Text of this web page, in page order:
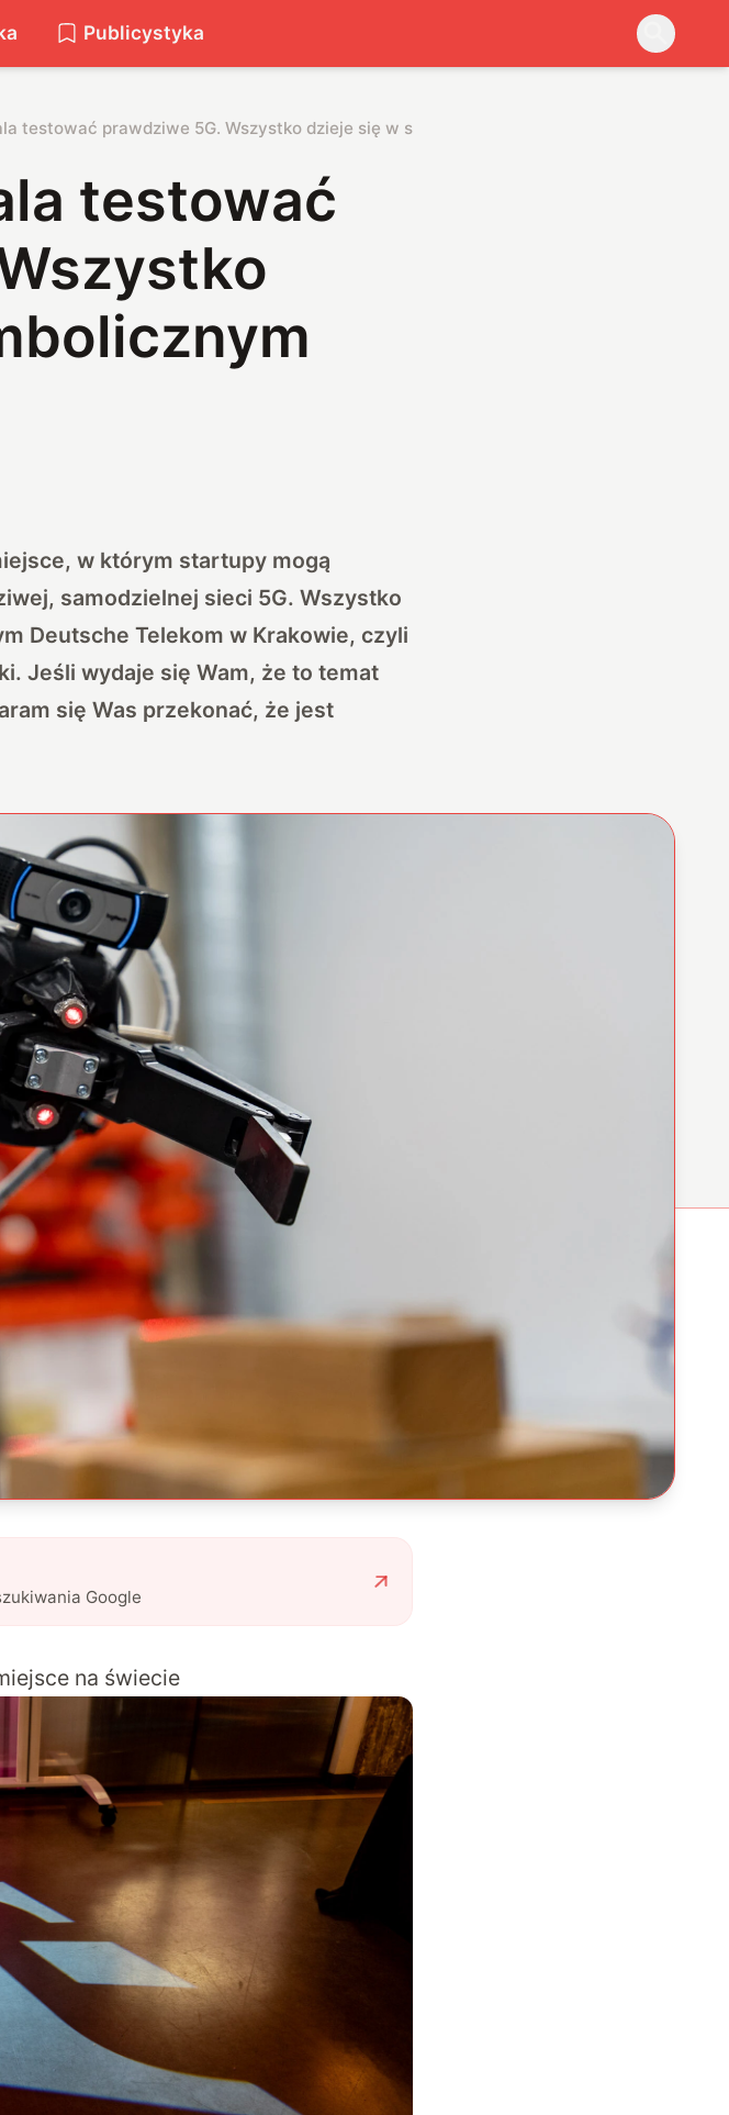
Publicystyka
testować prawdziwe 5G. Wszystko dzieje się w symbolicznym miejscu
testować
w którym startupy mogą
samodzielnej sieci 5G. Wszystko
Deutsche Telekom w Krakowie, czyli
Jeśli wydaje się Wam, że to temat
się Was przekonać, że jest
Google
na świecie